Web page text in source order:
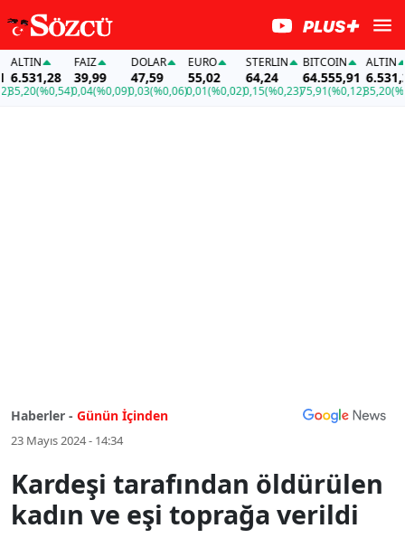
(%0,54)
FAİZ
39,99
0,04(%0,09)
DOLAR
47,59
0,03(%0,06)
EURO
55,02
0,01(%0,02)
STERLIN
64,24
0,15(%0,23)
BITCOIN
64.555,91
75,91(%0,12)
ALTIN
6.531,28
35,20
Haberler - Günün İçinden
23 Mayıs 2024 - 14:34
Kardeşi tarafından öldürülen
kadın ve eşi toprağa verildi